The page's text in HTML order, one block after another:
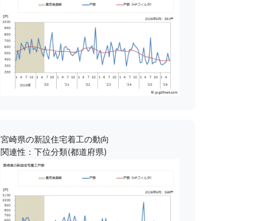
宮崎県の新設住宅着工の動向
関連性：下位分類(都道府県)